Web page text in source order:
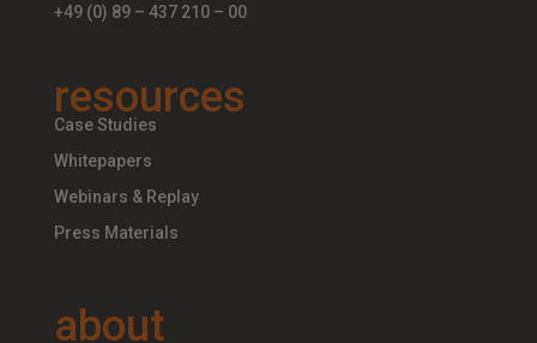
+49 (0) 89 – 437 210 – 00
resources
Case Studies
Whitepapers
Webinars & Replay
Press Materials
about